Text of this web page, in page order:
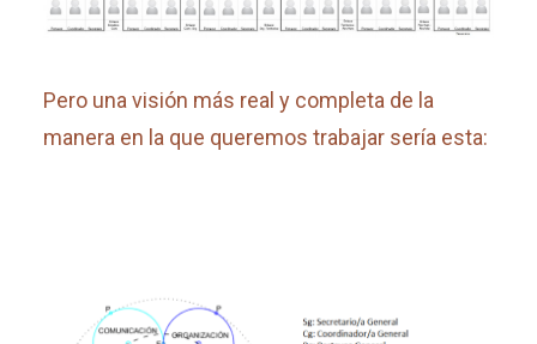
Pero una visión más real y completa de la
manera en la que queremos trabajar sería esta: